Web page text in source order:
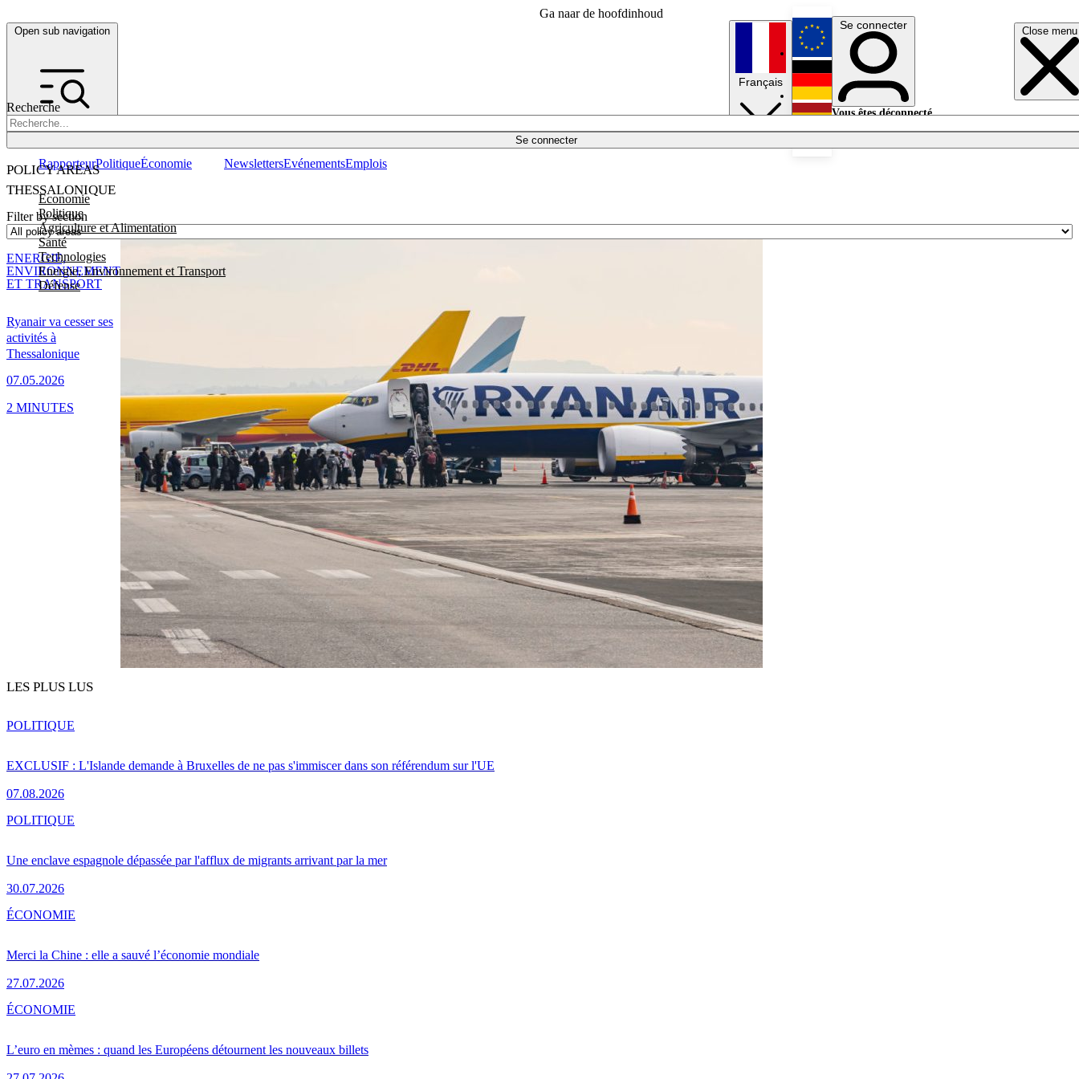
Ga naar de hoofdinhoud
Open sub navigation Close menu
Recherche
Se connecter
POLICY AREAS
Economie
Politique
Agriculture et Alimentation
Santé
Technologies
Energie, Environnement et Transport
Défense
RapporteurPolitiqueÉconomie NewslettersEvénementsEmplois
Français
English
Deutsch
Se connecter
Vous êtes déconnecté.
THESSALONIQUE
Filter by section
Ryanair va cesser ses
activités à
Thessalonique
07.05.2026
ENERGIE,
ENVIRONNEMENT
ET TRANSPORT
2 MINUTES
LES PLUS LUS
EXCLUSIF : L'Islande demande à Bruxelles de ne pas s'immiscer dans son référendum sur l'UE
07.08.2026
POLITIQUE
Une enclave espagnole dépassée par l'afflux de migrants arrivant par la mer
30.07.2026
POLITIQUE
Merci la Chine : elle a sauvé l’économie mondiale
27.07.2026
ÉCONOMIE
L’euro en mèmes : quand les Européens détournent les nouveaux billets
ÉCONOMIE